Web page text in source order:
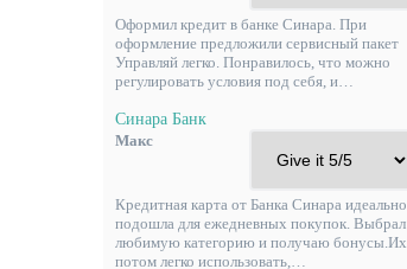
Оформил кредит в банке Синара. При
оформление предложили сервисный пакет
Управляй легко. Понравилось, что можно
регулировать условия под себя, и…
Синара Банк
Макс
Кредитная карта от Банка Синара идеально
подошла для ежедневных покупок. Выбрал
любимую категорию и получаю бонусы.Их
потом легко использовать,…